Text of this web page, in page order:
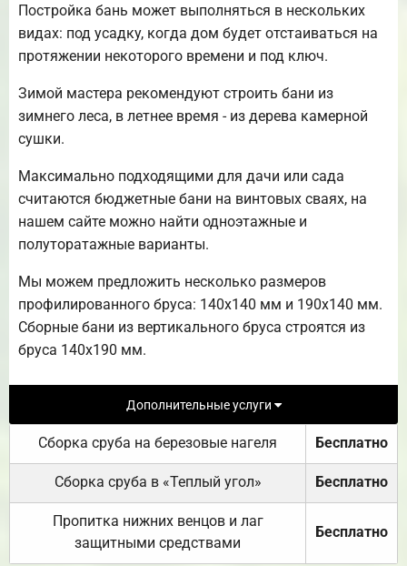
Постройка бань может выполняться в нескольких
видах: под усадку, когда дом будет отстаиваться на
протяжении некоторого времени и под ключ.
Зимой мастера рекомендуют строить бани из
зимнего леса, в летнее время - из дерева камерной
сушки.
Максимально подходящими для дачи или сада
считаются бюджетные бани на винтовых сваях, на
нашем сайте можно найти одноэтажные и
полуторатажные варианты.
Мы можем предложить несколько размеров
профилированного бруса: 140х140 мм и 190х140 мм.
Сборные бани из вертикального бруса строятся из
бруса 140х190 мм.
Дополнительные услуги
Сборка сруба на березовые нагеля Бесплатно
Сборка сруба в «Теплый угол» Бесплатно
Пропитка нижних венцов и лаг
защитными средствами
Бесплатно